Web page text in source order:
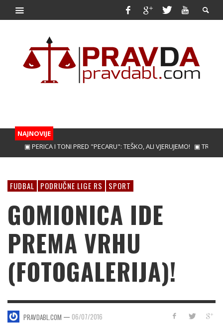
NAJNOVIJE
▣ PERICA I TONI PRED "PECARU": TEŠKO, ALI VJERUJEMO! ▣
FUDBAL PODRUČNE LIGE RS SPORT
GOMIONICA IDE
PREMA VRHU
(FOTOGALERIJA)!
PRAVDABL.COM — 06/07/2016